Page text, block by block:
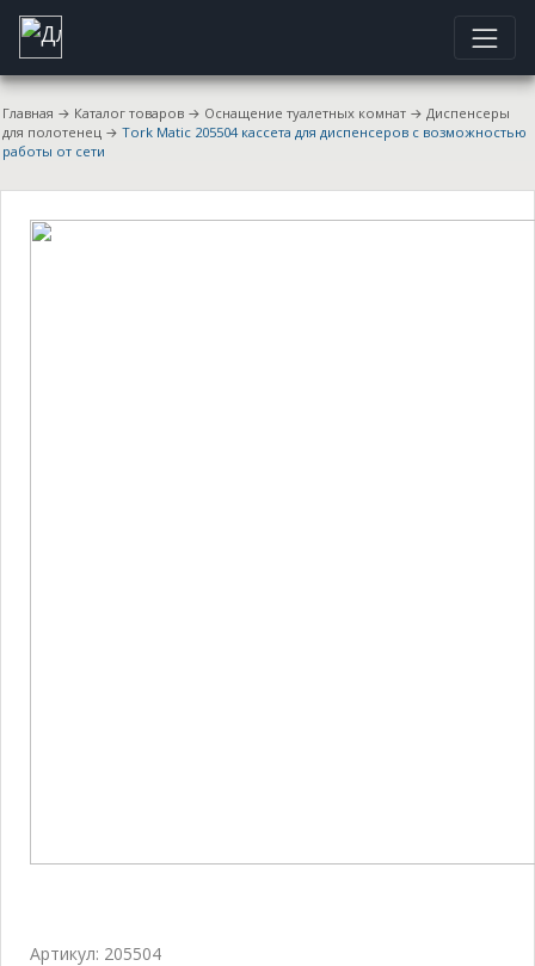
Главная → Каталог товаров → Оснащение туалетных комнат → Диспенсеры
для полотенец → Tork Matic 205504 кассета для диспенсеров c возможностью
работы от сети
Артикул: 205504